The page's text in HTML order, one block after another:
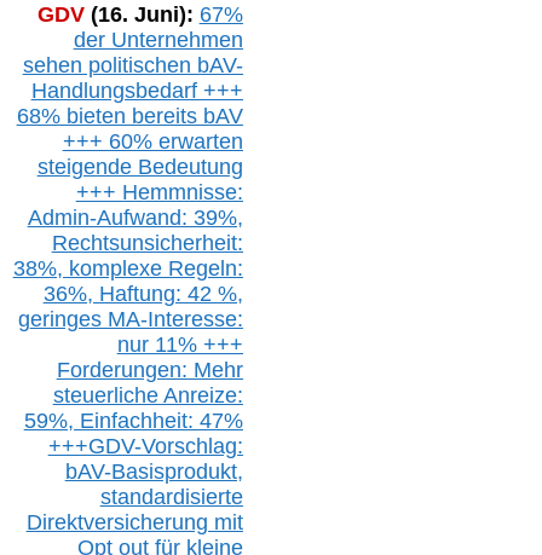
GDV (16. Juni): 67%
der Unternehmen
sehen politischen bAV-
Handlungsbedarf +++
68% bieten bereits bAV
+++ 60% erwarten
steigende Bedeutung
+++ Hemmnisse:
Admin-Aufwand: 39%,
Rechtsunsicherheit:
38%, komplexe Regeln:
36%, Haftung: 42 %,
geringes MA-Interesse:
nur 11% +++
Forderungen: Mehr
steuerliche Anreize:
59%, Einfachheit: 47%
+++GDV-Vorschlag:
bAV-Basisprodukt,
standardisierte
Direktversicherung mit
Opt outfür kleine